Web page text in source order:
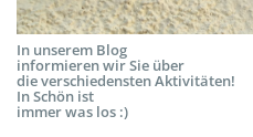
In unserem Blog
informieren wir Sie über
die verschiedensten Aktivitäten!
In Schön ist
immer was los :)